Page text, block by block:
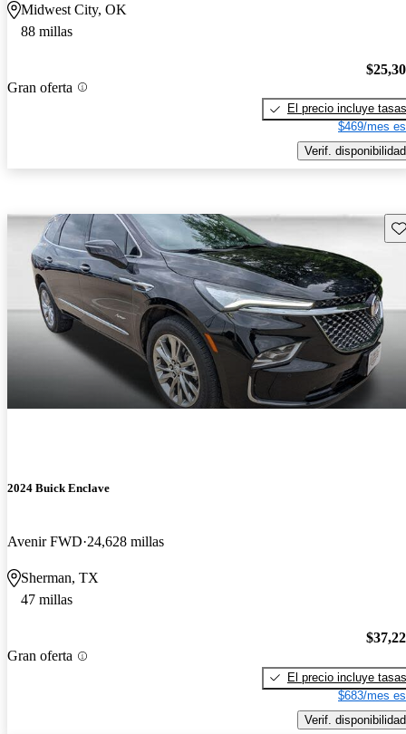
Midwest City, OK
88 millas
Gran oferta
El precio incluye tasas
$469/mes
Verif. disponibilidad
2024 Buick Enclave
Avenir FWD 24,628 millas
Sherman, TX
47 millas
Gran oferta
El precio incluye tasas
$683/mes
Verif. disponibilidad